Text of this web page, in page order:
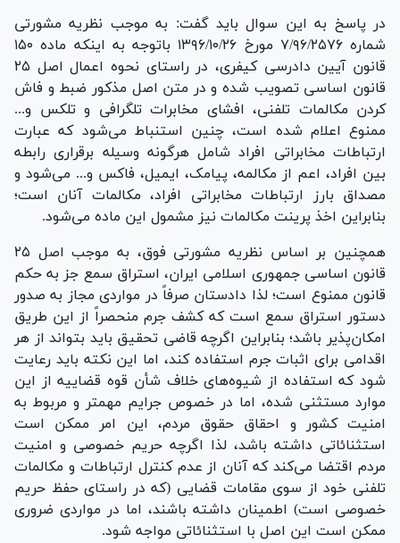
در پاسخ به این سوال باید گفت: به موجب نظریه مشورتی
شماره ۷/۹۶/۲۵۷۶ مورخ ۱۳۹۶/۱۰/۲۶ باتوجه به اینکه ماده ۱۵۰
قانون آیین دادرسی کیفری، در راستای نحوه اعمال اصل ۲۵
قانون اساسی تصویب شده و در متن اصل مذکور ضبط و فاش
کردن مکالمات تلفنی، افشای مخابرات تلگرافی و تلکس و...
ممنوع اعلام شده است، چنین استنباط می‌شود که عبارت
ارتباطات مخابراتی افراد شامل هرگونه وسیله برقراری رابطه
بین افراد، اعم از مکالمه، پیامک، ایمیل، فاکس و... می‌شود و
مصداق بارز ارتباطات مخابراتی افراد، مکالمات آنان است؛
بنابراین اخذ پرینت مکالمات نیز مشمول این ماده می‌شود.
همچنین بر اساس نظریه مشورتی فوق، به موجب اصل ۲۵
قانون اساسی جمهوری اسلامی ایران، استراق سمع جز به حکم
قانون ممنوع است؛ لذا دادستان صرفاً در مواردی مجاز به صدور
دستور استراق سمع است که کشف جرم منحصراً از این طریق
امکان‌پذیر باشد؛ بنابراین اگرچه قاضی تحقیق باید بتواند از هر
اقدامی برای اثبات جرم استفاده کند، اما این نکته باید رعایت
شود که استفاده از شیوه‌های خلاف شأن قوه قضاییه از این
موارد مستثنی شده، اما در خصوص جرایم مهمتر و مربوط به
امنیت کشور و احقاق حقوق مردم، این امر ممکن است
استثنائاتی داشته باشد، لذا اگرچه حریم خصوصی و امنیت
مردم اقتضا می‌کند که آنان از عدم کنترل ارتباطات و مکالمات
تلفنی خود از سوی مقامات قضایی (که در راستای حفظ حریم
خصوصی است) اطمینان داشته باشند، اما در مواردی ضروری
ممکن است این اصل با استثنائاتی مواجه شود.